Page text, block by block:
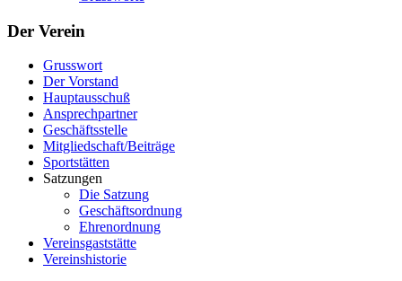
Der Verein
Grusswort
Der Vorstand
Hauptausschuß
Ansprechpartner
Geschäftsstelle
Mitgliedschaft/Beiträge
Sportstätten
Satzungen
Die Satzung
Geschäftsordnung
Ehrenordnung
Vereinsgaststätte
Vereinshistorie